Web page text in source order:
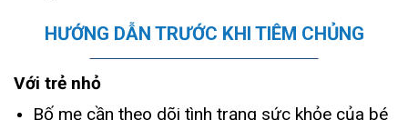
HƯỚNG DẪN TRƯỚC KHI TIÊM CHỦNG
Với trẻ nhỏ
Bố mẹ cần theo dõi tình trạng sức khỏe của bé